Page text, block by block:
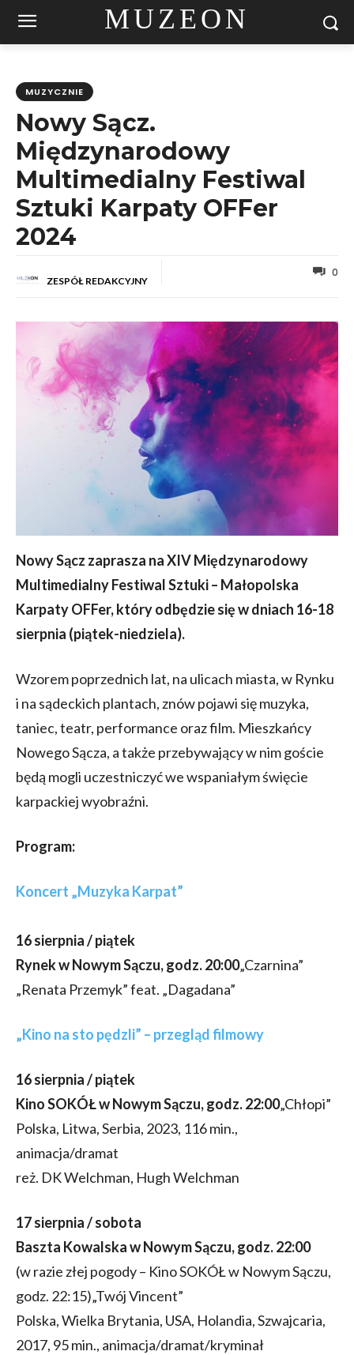
MUZEON
MUZYCZNIE
Nowy Sącz.
Międzynarodowy
Multimedialny Festiwal
Sztuki Karpaty OFFer
2024
ZESPÓŁ REDAKCYJNY
0
Nowy Sącz zaprasza na XIV Międzynarodowy
Multimedialny Festiwal Sztuki – Małopolska
Karpaty OFFer, który odbędzie się w dniach 16-18
sierpnia (piątek-niedziela).
Wzorem poprzednich lat, na ulicach miasta, w Rynku
i na sądeckich plantach, znów pojawi się muzyka,
taniec, teatr, performance oraz film. Mieszkańcy
Nowego Sącza, a także przebywający w nim goście
będą mogli uczestniczyć we wspaniałym święcie
karpackiej wyobraźni.
Program:
Koncert „Muzyka Karpat”
16 sierpnia / piątek
Rynek w Nowym Sączu, godz. 20:00„Czarnina”
„Renata Przemyk” feat. „Dagadana”
„Kino na sto pędzli” – przegląd filmowy
16 sierpnia / piątek
Kino SOKÓŁ w Nowym Sączu, godz. 22:00„Chłopi”
Polska, Litwa, Serbia, 2023, 116 min.,
animacja/dramat
reż. DK Welchman, Hugh Welchman
17 sierpnia / sobota
Baszta Kowalska w Nowym Sączu, godz. 22:00
(w razie złej pogody – Kino SOKÓŁ w Nowym Sączu,
godz. 22:15)„Twój Vincent”
Polska, Wielka Brytania, USA, Holandia, Szwajcaria,
2017, 95 min., animacja/dramat/kryminał